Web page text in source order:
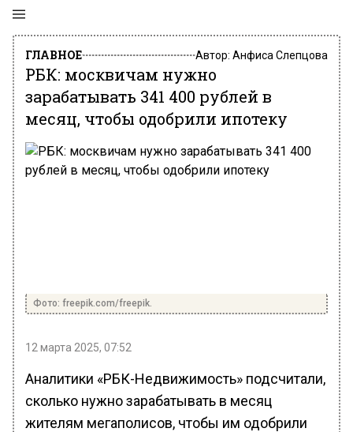
ГЛАВНОЕ Автор: Анфиса Слепцова
РБК: москвичам нужно
зарабатывать 341 400 рублей в
месяц, чтобы одобрили ипотеку
Фото: freepik.com/freepik.
12 марта 2025, 07:52
Аналитики «РБК-Недвижимость» подсчитали,
сколько нужно зарабатывать в месяц
жителям мегаполисов, чтобы им одобрили